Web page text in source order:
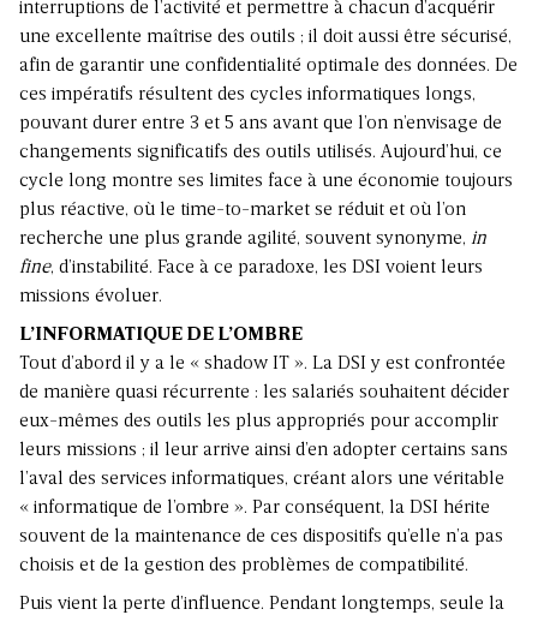
interruptions de l’activité et permettre à chacun d’acquérir
une excellente maîtrise des outils ; il doit aussi être sécurisé,
afin de garantir une confidentialité optimale des données. De
ces impératifs résultent des cycles informatiques longs,
pouvant durer entre 3 et 5 ans avant que l’on n’envisage de
changements significatifs des outils utilisés. Aujourd’hui, ce
cycle long montre ses limites face à une économie toujours
plus réactive, où le time-to-market se réduit et où l’on
recherche une plus grande agilité, souvent synonyme, in
fine, d’instabilité. Face à ce paradoxe, les DSI voient leurs
missions évoluer.
L’INFORMATIQUE DE L’OMBRE
Tout d’abord il y a le « shadow IT ». La DSI y est confrontée
de manière quasi récurrente : les salariés souhaitent décider
eux-mêmes des outils les plus appropriés pour accomplir
leurs missions ; il leur arrive ainsi d’en adopter certains sans
l’aval des services informatiques, créant alors une véritable
« informatique de l’ombre ». Par conséquent, la DSI hérite
souvent de la maintenance de ces dispositifs qu’elle n’a pas
choisis et de la gestion des problèmes de compatibilité.
Puis vient la perte d’influence. Pendant longtemps, seule la